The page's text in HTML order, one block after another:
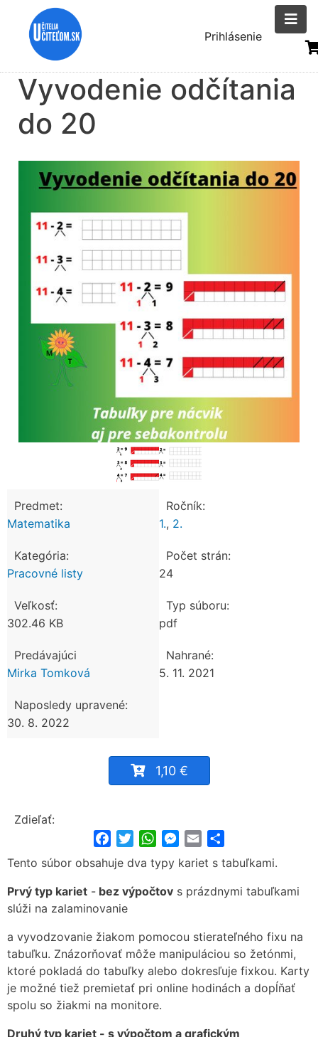
Menu
účtu
Prihlásenie
Vyvodenie odčítania
do 20
Predmet:
Matematika
Ročník:
1., 2.
Kategória:
Pracovné listy
Počet strán:
24
Veľkosť:
302.46 KB
Typ súboru:
pdf
Predávajúci
Mirka Tomková
Nahrané:
5. 11. 2021
Naposledy upravené:
30. 8. 2022
1,10 €
Zdieľať:
FacebookTwitterWhatsApp
Messenger
Email
Tento súbor obsahuje dva typy kariet s tabuľkami.
Prvý typ kariet - bez výpočtov s prázdnymi tabuľkami
slúži na zalaminovanie
a vyvodzovanie žiakom pomocou stierateľného fixu na
tabuľku. Znázorňovať môže manipuláciou so žetónmi,
ktoré pokladá do tabuľky alebo dokresľuje fixkou. Karty
je možné tiež premietať pri online hodinách a dopĺňať
spolu so žiakmi na monitore.
Druhý typ kariet - s výpočtom a grafickým